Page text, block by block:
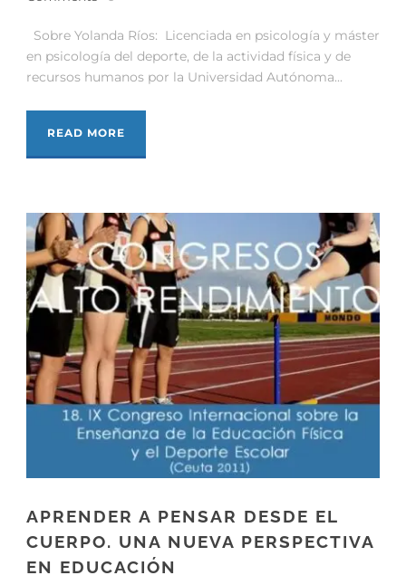
Sobre Yolanda Ríos: Licenciada en psicología y máster
en psicología del deporte, de la actividad física y de
recursos humanos por la Universidad Autónoma...
READ MORE
APRENDER A PENSAR DESDE EL
CUERPO. UNA NUEVA PERSPECTIVA
EN EDUCACIÓN